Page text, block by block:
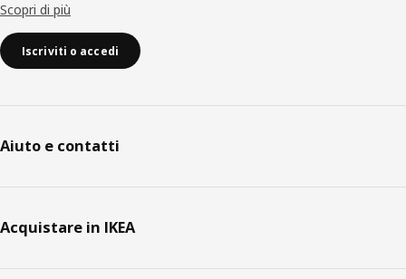
Scopri di più
Iscriviti o accedi
Aiuto e contatti
Acquistare in IKEA